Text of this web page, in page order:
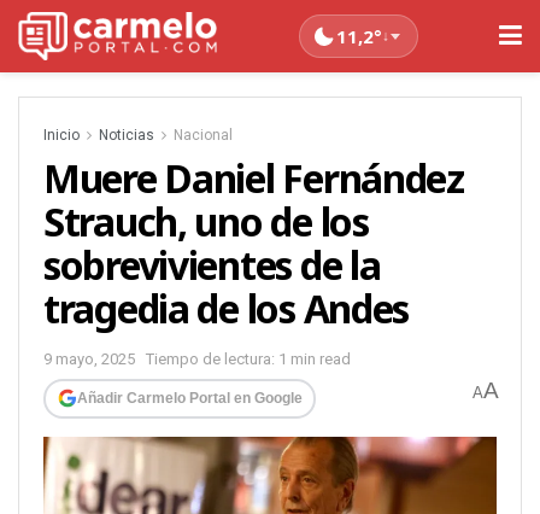
11,2°↓
Inicio Noticias Nacional
Muere Daniel Fernández
Strauch, uno de los
sobrevivientes de la
tragedia de los Andes
9 mayo, 2025 Tiempo de lectura: 1 min read
Añadir Carmelo Portal en Google AA